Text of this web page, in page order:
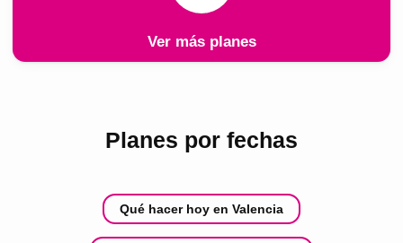
Ver más planes
Planes por fechas
Qué hacer hoy en Valencia